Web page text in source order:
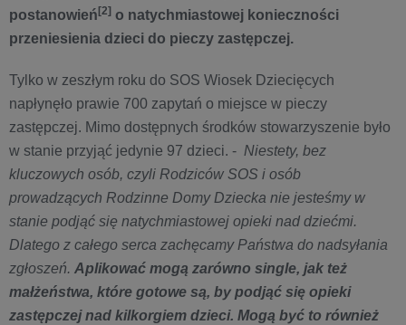
postanowień [2] o natychmiastowej konieczności
przeniesienia dzieci do pieczy zastępczej.
Tylko w zeszłym roku do SOS Wiosek Dziecięcych
napłynęło prawie 700 zapytań o miejsce w pieczy
zastępczej. Mimo dostępnych środków stowarzyszenie było
w stanie przyjąć jedynie 97 dzieci. - Niestety, bez
kluczowych osób, czyli Rodziców SOS i osób
prowadzących Rodzinne Domy Dziecka nie jesteśmy w
stanie podjąć się natychmiastowej opieki nad dziećmi.
Dlatego z całego serca zachęcamy Państwa do nadsyłania
zgłoszeń. Aplikować mogą zarówno single, jak też
małżeństwa, które gotowe są, by podjąć się opieki
zastępczej nad kilkorgiem dzieci. Mogą być to również